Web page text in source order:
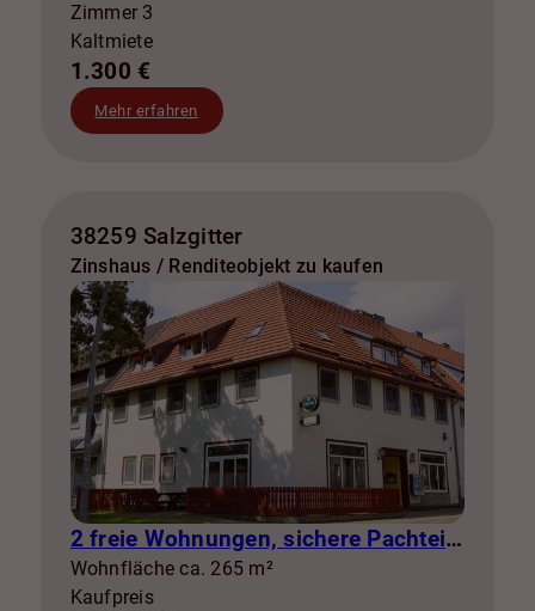
Zimmer 3
Kaltmiete
1.300 €
Mehr erfahren
38259 Salzgitter
Zinshaus / Renditeobjekt zu kaufen
2 freie Wohnungen, sichere Pachteinnahmen & eigene Stromerzeugung
Wohnfläche ca. 265 m²
Kaufpreis